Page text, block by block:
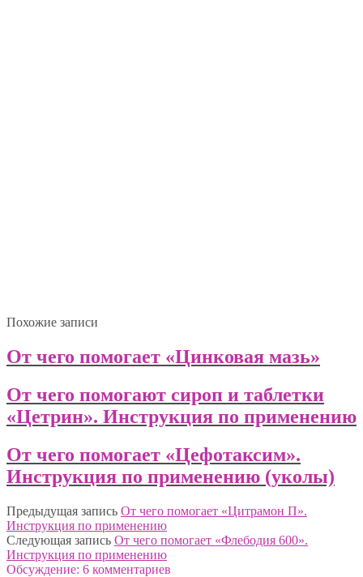
Похожие записи
От чего помогает «Цинковая мазь»
От чего помогают сироп и таблетки
«Цетрин». Инструкция по применению
От чего помогает «Цефотаксим».
Инструкция по применению (уколы)
Предыдущая запись От чего помогает «Цитрамон П».
Инструкция по применению
Следующая запись От чего помогает «Флебодия 600».
Инструкция по применению
Обсуждение: 6 комментариев